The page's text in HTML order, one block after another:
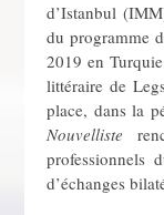
d’Istanbul
du programme
2019 en
littéraire de
place, dans la
Nouvelliste
professionnels
d’échanges